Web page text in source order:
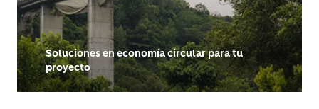
Soluciones en economía circular para tu
proyecto